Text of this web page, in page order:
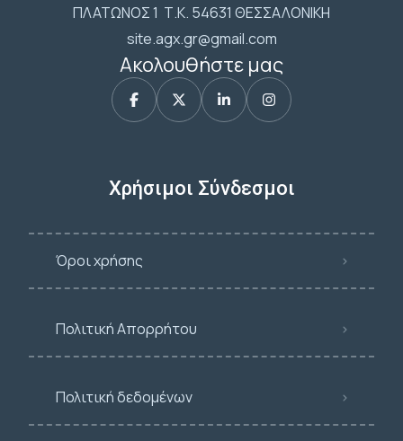
ΠΛΑΤΩΝΟΣ 1 Τ.Κ. 54631 ΘΕΣΣΑΛΟΝΙΚΗ
site.agx.gr@gmail.com
Ακολουθήστε μας
Χρήσιμοι Σύνδεσμοι
Όροι χρήσης
Πολιτική Απορρήτου
Πολιτική δεδομένων